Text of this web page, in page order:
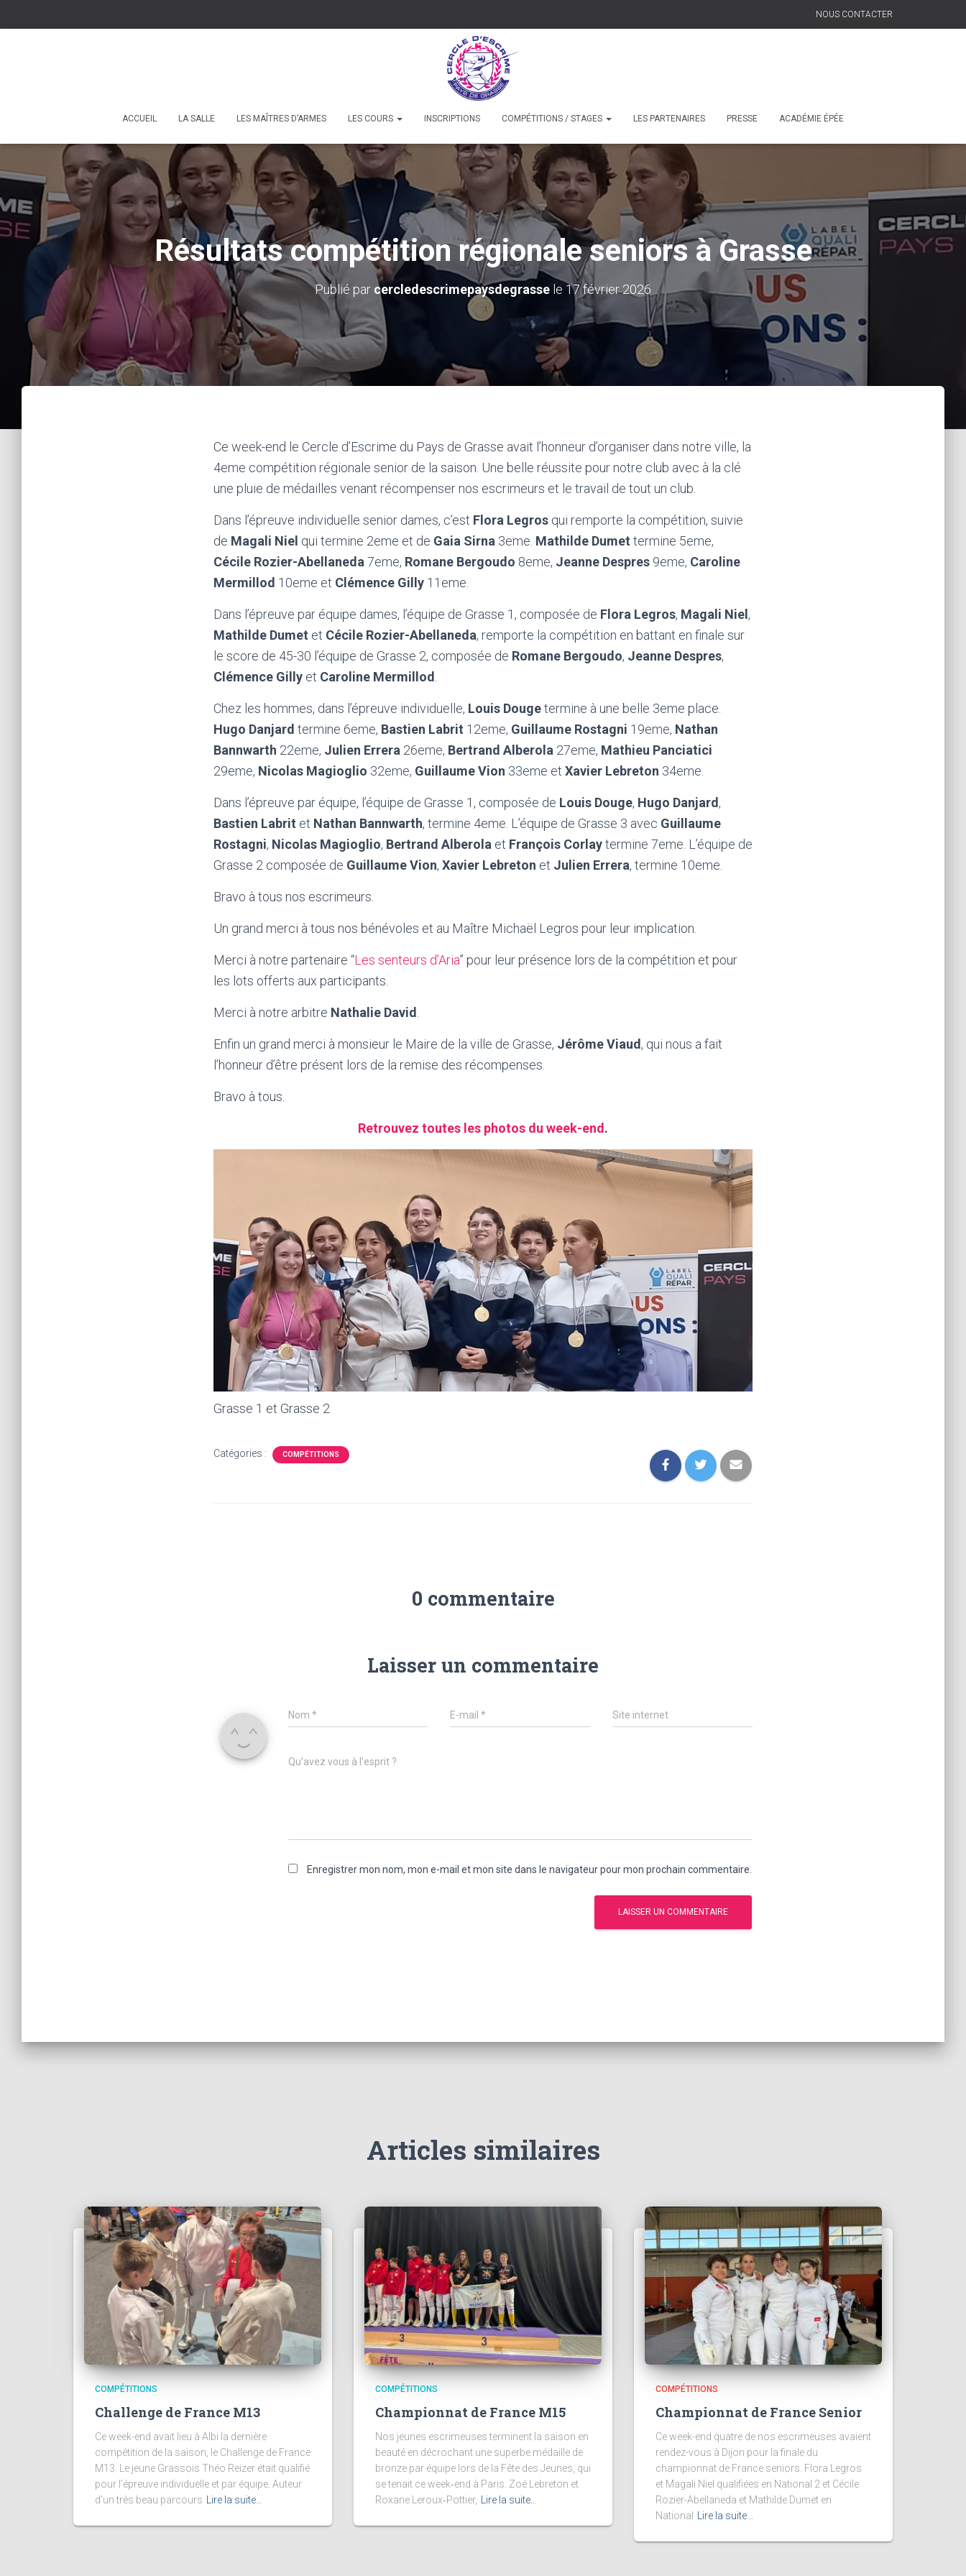
NOUS CONTACTER
ACCUEIL LA SALLE LES MAÎTRES D’ARMES LES COURS INSCRIPTIONS COMPÉTITIONS / STAGES LES PARTENAIRES PRESSE ACADÉMIE ÉPÉE
Résultats compétition régionale seniors à Grasse
Publié par cercledescrimepaysdegrasse le 17 février 2026
Ce week-end le Cercle d’Escrime du Pays de Grasse avait l’honneur d’organiser dans notre ville, la
4eme compétition régionale senior de la saison. Une belle réussite pour notre club avec à la clé
une pluie de médailles venant récompenser nos escrimeurs et le travail de tout un club.
Dans l’épreuve individuelle senior dames, c’est Flora Legros qui remporte la compétition, suivie
de Magali Niel qui termine 2eme et de Gaia Sirna 3eme. Mathilde Dumet termine 5eme,
Cécile Rozier-Abellaneda 7eme, Romane Bergoudo 8eme, Jeanne Despres 9eme, Caroline
Mermillod 10eme et Clémence Gilly 11eme.
Dans l’épreuve par équipe dames, l’équipe de Grasse 1, composée de Flora Legros, Magali Niel ,
Mathilde Dumet et Cécile Rozier-Abellaneda, remporte la compétition en battant en finale sur
le score de 45-30 l’équipe de Grasse 2, composée de Romane Bergoudo, Jeanne Despres,
Clémence Gilly et Caroline Mermillod
Chez les hommes, dans l’épreuve individuelle, Louis Dougetermine à une belle 3eme place.
Hugo Danjard termine 6eme, Bastien Labrit 12eme, Guillaume Rostagni 19eme, Nathan
Bannwarth 22eme, Julien Errera 26eme, Bertrand Alberola 27eme, Mathieu Panciatici
29eme, Nicolas Magioglio 32eme, Guillaume Vion 33eme et Xavier Lebreton 34eme.
Dans l’épreuve par équipe, l’équipe de Grasse 1, composée de Louis Douge, Hugo Danjard ,
Bastien Labrit et Nathan Bannwarth, termine 4eme. L’équipe de Grasse 3 avec Guillaume
Rostagni, Nicolas Magioglio, Bertrand Alberola et François Corlaytermine 7eme. L’équipe de
Grasse 2 composée de Guillaume Vion, Xavier Lebreton et Julien Errera, termine 10eme.
Bravo à tous nos escrimeurs.
Un grand merci à tous nos bénévoles et au Maître Michaël Legros pour leur implication.
Merci à notre partenaire “Les senteurs d’Aria” pour leur présence lors de la compétition et pour
les lots offerts aux participants.
Merci à notre arbitre Nathalie David
Enfin un grand merci à monsieur le Maire de la ville de Grasse, Jérôme Viaud , qui nous a fait
l’honneur d’être présent lors de la remise des récompenses.
Bravo à tous.
Retrouvez toutes les photos du week-end .
Grasse 1 et Grasse 2
Catégories : COMPÉTITIONS
0 commentaire
Laisser un commentaire
Nom * E-mail* Site internet
Qu’avez vous à l’esprit ?
Enregistrer mon nom, mon e-mail et mon site dans le navigateur pour mon prochain commentaire.
Articles similaires
COMPÉTITIONS
Challenge de France M13
Ce week-end avait lieu à Albi la dernière
compétition de la saison, le Challenge de France
M13. Le jeune Grassois Théo Reizer était qualifié
pour l’épreuve individuelle et par équipe. Auteur
d’un très beau parcours Lire la suite…
COMPÉTITIONS
Championnat de France M15
Nos jeunes escrimeuses terminent la saison en
beauté en décrochant une superbe médaille de
bronze par équipe lors de la Fête des Jeunes, qui
se tenait ce week‑end à Paris. Zoé Lebreton et
Roxane Leroux‑Pottier, Lire la suite…
COMPÉTITIONS
Championnat de France Senior
Ce week-end quatre de nos escrimeuses avaient
rendez-vous à Dijon pour la finale du
championnat de France seniors. Flora Legros
et Magali Niel qualifiées en National 2 et Cécile
Rozier-Abellaneda et Mathilde Dumet en
National
Lire la suite…